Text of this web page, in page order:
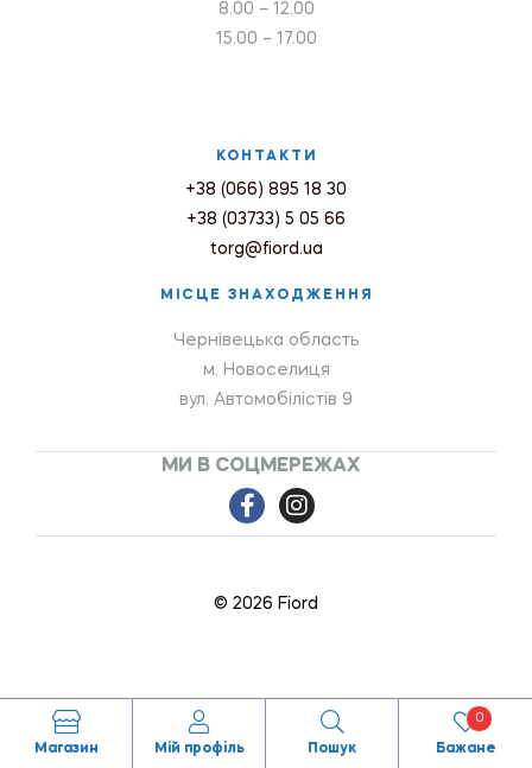
8.00 – 12.00
15.00 – 17.00
КОНТАКТИ
+38 (066) 895 18 30
+38 (03733) 5 05 66
torg@fiord.ua
МІСЦЕ ЗНАХОДЖЕННЯ
Чернівецька область
м. Новоселиця
вул. Автомобілістів 9
МИ В СОЦМЕРЕЖАХ
© 2026 Fiord
Магазин Мій профіль Пошук Бажане
0